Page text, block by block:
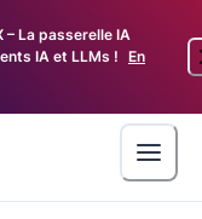
– La passerelle IA
IA et LLMs ! En